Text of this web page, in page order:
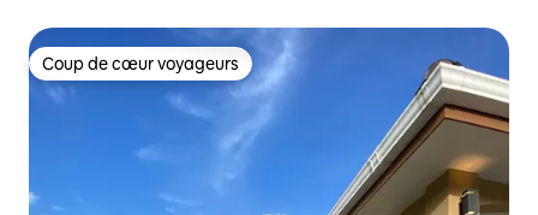
Coup de cœur voyageurs
Coup de cœur voyageurs